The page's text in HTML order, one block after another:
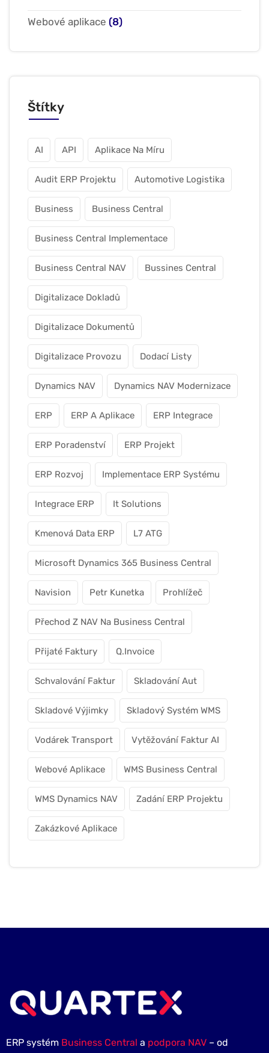
Webové aplikace (8)
Štítky
AI API Aplikace Na Míru
Audit ERP Projektu Automotive Logistika
Business Business Central
Business Central Implementace
Business Central NAV Bussines Central
Digitalizace Dokladů
Digitalizace Dokumentů
Digitalizace Provozu Dodací Listy
Dynamics NAV Dynamics NAV Modernizace
ERP ERP A Aplikace ERP Integrace
ERP Poradenství ERP Projekt
ERP Rozvoj Implementace ERP Systému
Integrace ERP It Solutions
Kmenová Data ERP L7 ATG
Microsoft Dynamics 365 Business Central
Navision Petr Kunetka Prohlížeč
Přechod Z NAV Na Business Central
Přijaté Faktury Q.Invoice
Schvalování Faktur Skladování Aut
Skladové Výjimky Skladový Systém WMS
Vodárek Transport Vytěžování Faktur AI
Webové Aplikace WMS Business Central
WMS Dynamics NAV Zadání ERP Projektu
Zakázkové Aplikace
ERP systém Business Central a podpora NAV – od